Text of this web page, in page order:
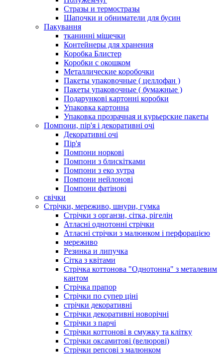
Стразы и термостразы
Шапочки и обниматели для бусин
Пакування
тканинні мішечки
Контейнеры для хранения
Коробка Блистер
Коробки с окошком
Металлические коробочки
Пакеты упаковочные ( целлофан )
Пакеты упаковочные ( бумажные )
Подарункові картонні коробки
Упаковка картонна
Упаковка прозрачная и курьерские пакеты
Помпони, пір'я і декоративні очі
Декоративні очі
Пір'я
Помпони норкові
Помпони з блискітками
Помпони з еко хутра
Помпони нейлонові
Помпони фатінові
свічки
Стрічки, мереживо, шнури, гумка
Стрічки з органзи, сітка, рігелін
Атласні однотонні стрічки
Атласні стрічки з малюнком і перфорацією
мереживо
Резинка и липучка
Сітка з квітами
Стрічка коттонова "Однотонна" з металевим
кантом
Стрічка прапор
Стрічки по супер ціні
стрічки декоративні
Стрічки декоративні новорічні
Стрічки з парчі
Стрічки коттонові в смужку та клітку
Стрічки оксамитові (велюрові)
Стрічки репсові з малюнком